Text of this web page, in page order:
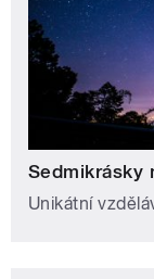
Sedmikrásky
Unikátní